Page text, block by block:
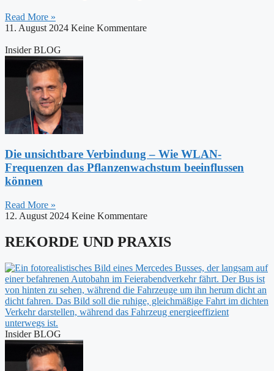
Read More »
11. August 2024 Keine Kommentare
Insider BLOG
Die unsichtbare Verbindung – Wie WLAN-
Frequenzen das Pflanzenwachstum beeinflussen
können
Read More »
12. August 2024 Keine Kommentare
REKORDE UND PRAXIS
Insider BLOG